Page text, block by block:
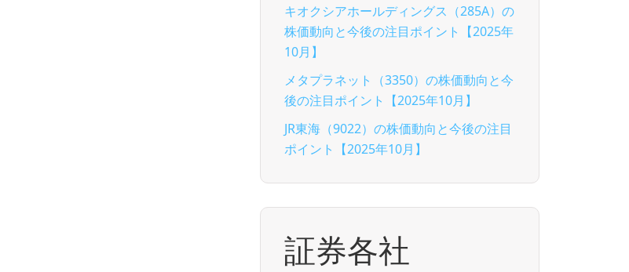
キオクシアホールディングス（285A）の
株価動向と今後の注目ポイント【2025年
10月】
メタプラネット（3350）の株価動向と今
後の注目ポイント【2025年10月】
JR東海（9022）の株価動向と今後の注目
ポイント【2025年10月】
証券各社